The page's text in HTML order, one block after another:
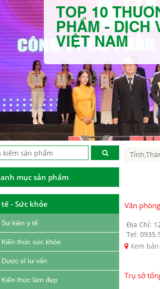
TOP 10
PHẨM - DỊCH
VIỆT NAM
Văn
Địa Chỉ:
Tel:
Xem
Trụ sở
mục sản phẩm
tế - Sức khỏe
Sự kiện y tế
Kiến thức sức khỏe
Dược sĩ tư vấn
Kiến thức làm đẹp